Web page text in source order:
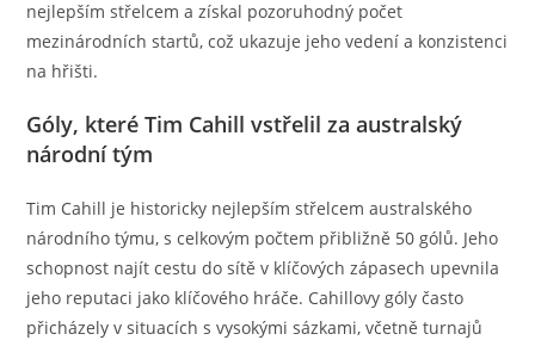
nejlepším střelcem a získal pozoruhodný počet
mezinárodních startů, což ukazuje jeho vedení a konzistenci
na hřišti.
Góly, které Tim Cahill vstřelil za australský
národní tým
Tim Cahill je historicky nejlepším střelcem australského
národního týmu, s celkovým počtem přibližně 50 gólů. Jeho
schopnost najít cestu do sítě v klíčových zápasech upevnila
jeho reputaci jako klíčového hráče. Cahillovy góly často
přicházely v situacích s vysokými sázkami, včetně turnajů